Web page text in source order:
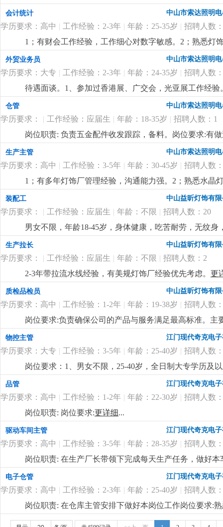
力。更详细...
会计统计 中山市索达照明
学历要求：高中 | 工作经验：2-3年 | 年龄：25-35岁 | 招聘人数
1；有财会工作经验，工作细心对数字敏感。2；熟悉灯
核算，懂看产品bom表。更详细...
外贸业务员 中山市索达照明
学历要求：大专 | 工作经验：2-3年 | 年龄：24-35岁 | 招聘人数
待遇面谈。1、参加过香港展、广交会，光亚展工作经
也有客户平台收入可观。更详细...
仓管 中山市索达照明
学历要求： | 工作经验：应届生 | 年龄：18-35岁 | 招聘人数：1
岗位职责: 负责五金配件收发跟踪，备料。岗位要求:有
生产主管 中山市索达照明
学历要求：高中 | 工作经验：3-5年 | 年龄：30-45岁 | 招聘人数
1；有多年灯饰厂管理经验，沟通能力强。2；熟悉水晶
付出精神，人品高尚。更详细...
装配工 中山益昕灯饰有
学历要求： | 工作经验：应届生 | 年龄：不限 | 招聘人数：20
男女不限，年龄18-45岁，身体健康，吃苦耐劳，无纹
扣水电费，全勤100元，满半年工龄奖50元，最高300元
生产拉长 中山益昕灯饰有
学历要求： | 工作经验：应届生 | 年龄：不限 | 招聘人数：2
2-3年带拉流水线经验，有美规灯饰厂经验优先考虑。 更
质检品检员 中山益昕灯饰有
学历要求：高中 | 工作经验：1-2年 | 年龄：19-38岁 | 招聘人数
岗位要求:负责确保公司的产品与服务满足最高标准。
质量达标。岗位要求：1. 高中及以上学历；2. 熟悉质量
真，具备较强的责任心；5. 良好的沟通能力，能与多个
物控主管 江门现代奇克电
学历要求：大专 | 工作经验：3-5年 | 年龄：25-40岁 | 招聘人数
岗位要求：1、男女不限，25-40岁，全日制大专学历及
pmc工作流程。2、负责订单的物料需求整理，能根据
主理物控部门的能力，性格雷厉风行，有良好的沟通
用；5、良好的沟通、协调和计划能力。岗位福利：1、
日慰问礼品礼金、开工红包、公司根据年度业绩颁发年
公。更详细...
品管 江门现代奇克电
学历要求：高中 | 工作经验：1-2年 | 年龄：22-30岁 | 招聘人数
岗位职责: 岗位要求:更详细...
驱动车间主管 江门现代奇克电
学历要求：高中 | 工作经验：3-5年 | 年龄：28-35岁 | 招聘人数
岗位职责: 在生产厂长带领下完成每天生产任务，做好
懂驱动贴片机和插件机操作3.包吃包住，试用期后买社
电子仓管 江门现代奇克电
学历要求：高中 | 工作经验：2-3年 | 年龄：25-40岁 | 招聘人数
岗位职责: 在仓库主管安排下做好本岗位工作岗位要求:
是一家专业生产led照明企业，产品主要是筒灯 天花灯